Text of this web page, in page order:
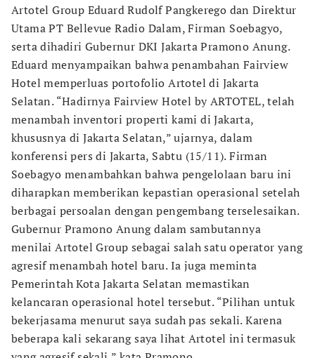
Artotel Group Eduard Rudolf Pangkerego dan Direktur
Utama PT Bellevue Radio Dalam, Firman Soebagyo,
serta dihadiri Gubernur DKI Jakarta Pramono Anung.
Eduard menyampaikan bahwa penambahan Fairview
Hotel memperluas portofolio Artotel di Jakarta
Selatan. “Hadirnya Fairview Hotel by ARTOTEL, telah
menambah inventori properti kami di Jakarta,
khususnya di Jakarta Selatan,” ujarnya, dalam
konferensi pers di Jakarta, Sabtu (15/11). Firman
Soebagyo menambahkan bahwa pengelolaan baru ini
diharapkan memberikan kepastian operasional setelah
berbagai persoalan dengan pengembang terselesaikan.
Gubernur Pramono Anung dalam sambutannya
menilai Artotel Group sebagai salah satu operator yang
agresif menambah hotel baru. Ia juga meminta
Pemerintah Kota Jakarta Selatan memastikan
kelancaran operasional hotel tersebut. “Pilihan untuk
bekerjasama menurut saya sudah pas sekali. Karena
beberapa kali sekarang saya lihat Artotel ini termasuk